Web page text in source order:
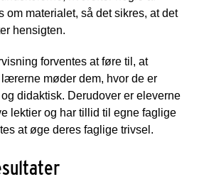
om materialet, så det sikres, at det
hensigten.
forventes at føre til, at
møder dem, hvor de er
didaktisk. Derudover er eleverne
lektier og har tillid til egne faglige
at øge deres faglige trivsel.